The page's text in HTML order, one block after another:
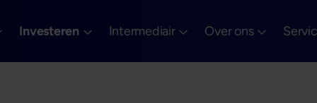
Investeren Intermediair Over ons